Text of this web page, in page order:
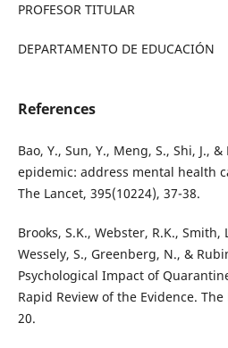
PROFESOR TITULAR
DEPARTAMENTO DE EDUCACIÓN
References
Bao, Y., Sun, Y., Meng, S., Shi, J.,
epidemic: address mental health
The Lancet, 395(10224), 37-38.
Brooks, S.K., Webster, R.K., Smith,
Wessely, S., Greenberg, N., &
Psychological Impact of
Rapid Review of the Evidence.
20.